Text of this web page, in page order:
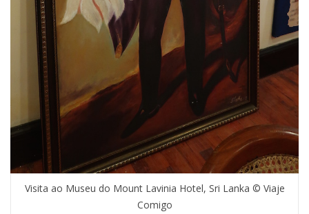
Visita ao Museu do Mount Lavinia Hotel, Sri Lanka © Viaje
Comigo